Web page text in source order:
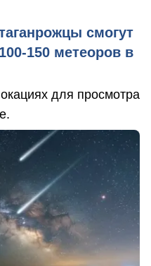
смогут
150 метеоров в
для просмотра